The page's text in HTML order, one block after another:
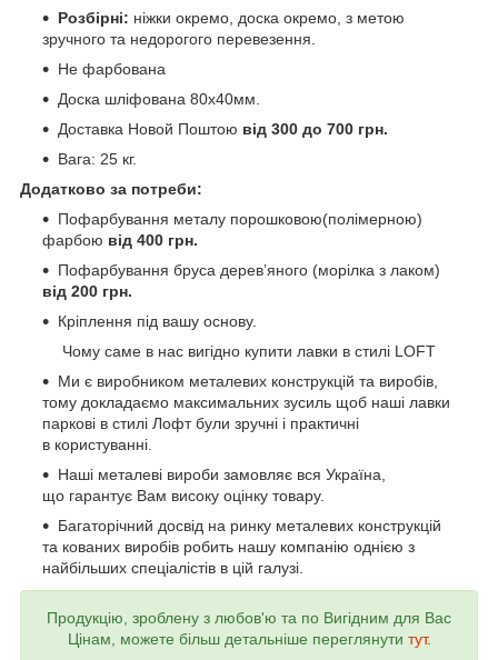
Розбірні: ніжки окремо, доска окремо, з метою
зручного та недорогого перевезення.
Не фарбована
Доска шліфована 80х40мм.
Доставка Новой Поштою від 300 до 700 грн.
Вага: 25 кг.
Додатково за потреби:
Пофарбування металу порошковою(полімерною)
фарбою від 400 грн.
Пофарбування бруса дерев’яного (морілка з лаком)
від 200 грн.
Кріплення під вашу основу.
Чому саме в нас вигідно купити лавки в стилі LOFT
Ми є виробником металевих конструкцій та виробів,
тому докладаємо максимальних зусиль щоб наші лавки
паркові в стилі Лофт були зручні і практичні
в користуванні.
Наші металеві вироби замовляє вся Україна,
що гарантує Вам високу оцінку товару.
Багаторічний досвід на ринку металевих конструкцій
та кованих виробів робить нашу компанію однією з
найбільших спеціалістів в цій галузі.
Продукцію, зроблену з любов'ю та по Вигідним для Вас
Цінам, можете більш детальніше переглянути тут.